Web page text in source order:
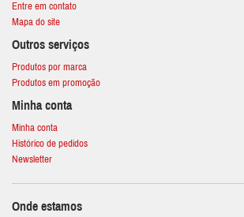
Entre em contato
Mapa do site
Outros serviços
Produtos por marca
Produtos em promoção
Minha conta
Minha conta
Histórico de pedidos
Newsletter
Onde estamos